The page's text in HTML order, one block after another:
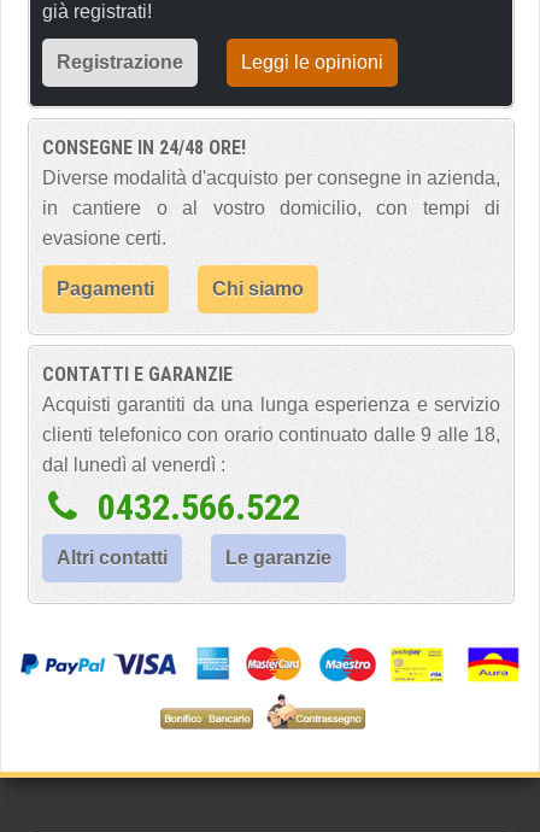
già registrati!
Registrazione Leggi le opinioni
CONSEGNE IN 24/48 ORE!
Diverse modalità d'acquisto per consegne in azienda,
in cantiere o al vostro domicilio, con tempi di
evasione certi.
Pagamenti Chi siamo
CONTATTI E GARANZIE
Acquisti garantiti da una lunga esperienza e servizio
clienti telefonico con orario continuato dalle 9 alle 18,
dal lunedì al venerdì :
0432.566.522
Altri contatti Le garanzie